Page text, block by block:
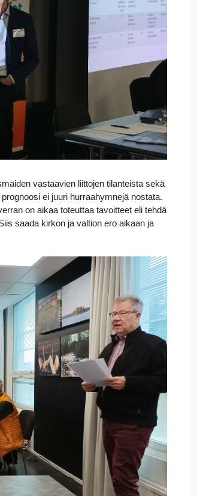
vastaavien liittojen tilanteista sekä
ei juuri hurraahymnejä nostata.
on aikaa toteuttaa tavoitteet eli tehdä
saada kirkon ja valtion ero aikaan ja